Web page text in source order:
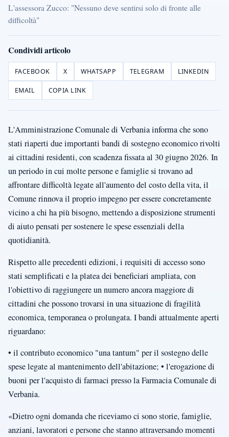
L'assessora Zucco: "Nessuno deve sentirsi solo di fronte alle
difficoltà"
Condividi articolo
FACEBOOK X WHATSAPP TELEGRAM LINKEDIN
EMAIL COPIA LINK
L'Amministrazione Comunale di Verbania informa che sono
stati riaperti due importanti bandi di sostegno economico rivolti
ai cittadini residenti, con scadenza fissata al 30 giugno 2026. In
un periodo in cui molte persone e famiglie si trovano ad
affrontare difficoltà legate all'aumento del costo della vita, il
Comune rinnova il proprio impegno per essere concretamente
vicino a chi ha più bisogno, mettendo a disposizione strumenti
di aiuto pensati per sostenere le spese essenziali della
quotidianità.
Rispetto alle precedenti edizioni, i requisiti di accesso sono
stati semplificati e la platea dei beneficiari ampliata, con
l'obiettivo di raggiungere un numero ancora maggiore di
cittadini che possono trovarsi in una situazione di fragilità
economica, temporanea o prolungata. I bandi attualmente aperti
riguardano:
• il contributo economico "una tantum" per il sostegno delle
spese legate al mantenimento dell'abitazione; • l'erogazione di
buoni per l'acquisto di farmaci presso la Farmacia Comunale di
Verbania.
«Dietro ogni domanda che riceviamo ci sono storie, famiglie,
anziani, lavoratori e persone che stanno attraversando momenti